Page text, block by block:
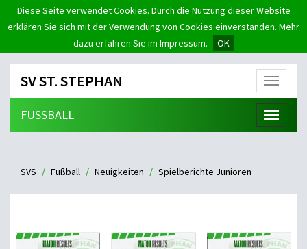
Diese Seite verwendet Cookies. Durch die Nutzung dieser Website
erklären Sie sich mit der Verwendung von Cookies einverstanden. Mehr
dazu erfahren Sie im Impressum.
OK
Menü
SV ST. STEPHAN
Menü
FUSSBALL
SVS Fußball Neuigkeiten Spielberichte Junioren